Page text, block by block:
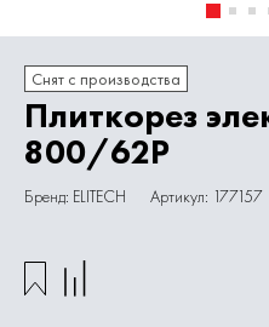
Снят с производства
Плиткорез
800/62Р
Бренд: ELITECH Артикул: 177157